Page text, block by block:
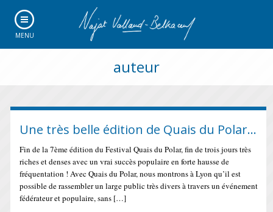
MENU
auteur
Une très belle édition de Quais du Polar…
Fin de la 7ème édition du Festival Quais du Polar, fin de trois jours très
riches et denses avec un vrai succès populaire en forte hausse de
fréquentation ! Avec Quais du Polar, nous montrons à Lyon qu’il est
possible de rassembler un large public très divers à travers un événement
fédérateur et populaire, sans […]